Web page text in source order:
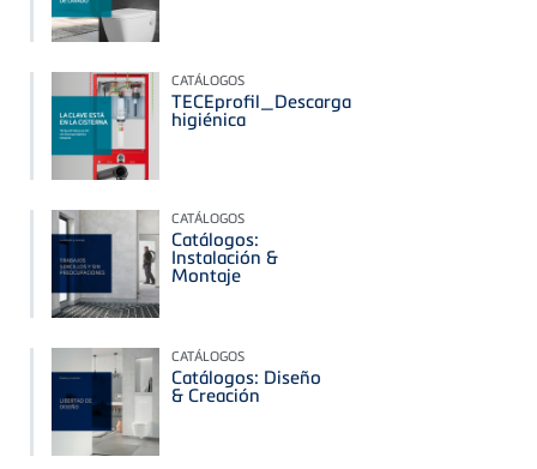
CATÁLOGOS
TECEprofil_Descarga
higiénica
CATÁLOGOS
Catálogos:
Instalación &
Montaje
CATÁLOGOS
Catálogos: Diseño
& Creación